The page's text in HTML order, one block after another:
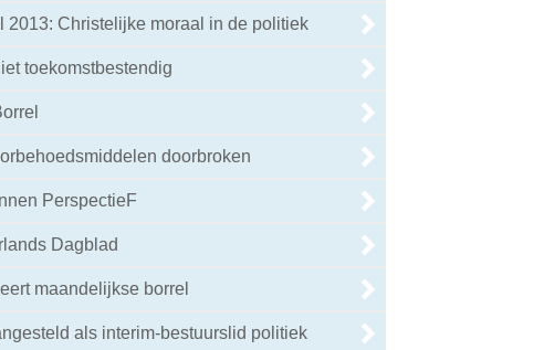
2013: Christelijke moraal in de politiek
toekomstbestendig
doorbroken
PerspectieF
Dagblad
maandelijkse borrel
als interim-bestuurslid politiek